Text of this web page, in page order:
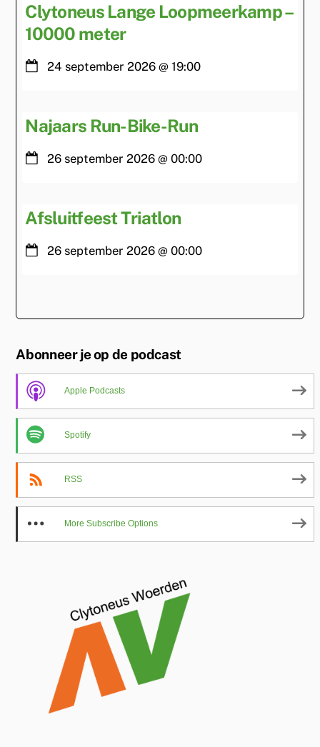
Clytoneus Lange Loopmeerkamp –
10000 meter
24 september 2026 @ 19:00
Najaars Run-Bike-Run
26 september 2026 @ 00:00
Afsluitfeest Triatlon
26 september 2026 @ 00:00
Abonneer je op de podcast
Apple Podcasts
Spotify
RSS
More Subscribe Options